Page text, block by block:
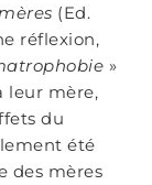
(Ed.
réflexion,
»
leur mère,
du
été
des mères